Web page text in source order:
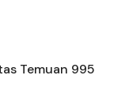
Temuan 995